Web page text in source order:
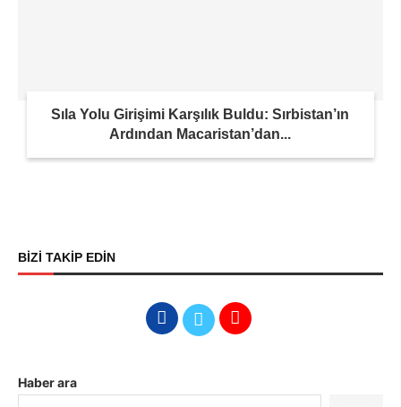
Sıla Yolu Girişimi Karşılık Buldu: Sırbistan’ın
Ardından Macaristan’dan...
BİZİ TAKİP EDİN
Haber ara